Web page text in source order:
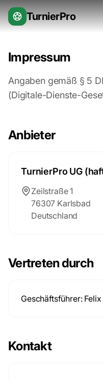
Zum Inhalt springen
TurnierPro
Impressum
Angaben gemäß § 5
(Digitale-Dienste-
Anbieter
TurnierPro UG
Zeilstraße 1
76307 Karlsbad
Deutschland
Vertreten durch
Geschäftsführer:
Kontakt